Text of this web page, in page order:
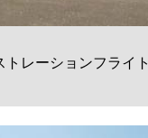
レーションフライト